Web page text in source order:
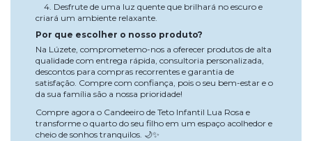
4. Desfrute de uma luz quente que brilhará no escuro e
criará um ambiente relaxante.
Por que escolher o nosso produto?
Na Lúzete, comprometemo-nos a oferecer produtos de alta
qualidade com entrega rápida, consultoria personalizada,
descontos para compras recorrentes e garantia de
satisfação. Compre com confiança, pois o seu bem-estar e o
da sua família são a nossa prioridade!
Compre agora o Candeeiro de Teto Infantil Lua Rosa e
transforme o quarto do seu filho em um espaço acolhedor e
cheio de sonhos tranquilos. 🌙✨